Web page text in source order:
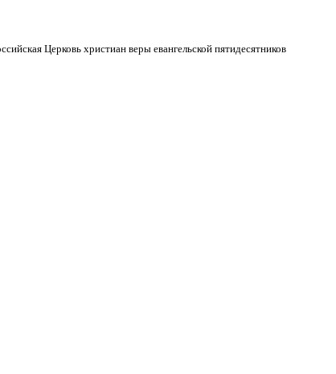
Церковь христиан веры евангельской пятидесятников